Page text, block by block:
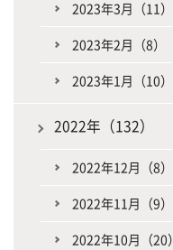
2023年3月（11）
2023年2月（8）
2023年1月（10）
2022年（132）
2022年12月（8）
2022年11月（9）
2022年10月（20）